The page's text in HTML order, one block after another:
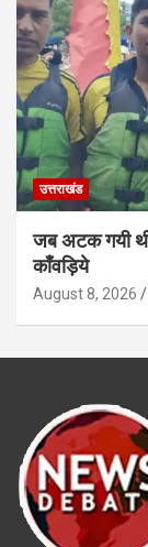
उत्तराखंड
जब अटक गयी
काँवड़िये
August 8, 2026